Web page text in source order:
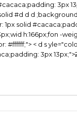
3px
#d d d
1px solid
h:166px;fon -
#ffffff;"> < d s
3px 13px;">